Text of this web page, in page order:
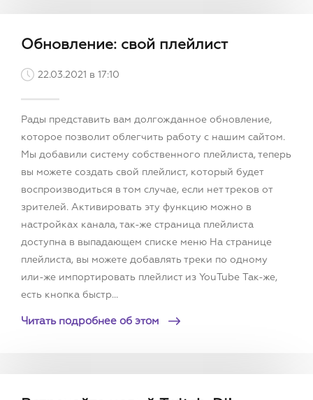
Обновление: свой плейлист
22.03.2021 в 17:10
Рады представить вам долгожданное обновление,
которое позволит облегчить работу с нашим сайтом.
Мы добавили систему собственного плейлиста, теперь
вы можете создать свой плейлист, который будет
воспроизводиться в том случае, если нет треков от
зрителей. Активировать эту функцию можно в
настройках канала, так-же страница плейлиста
доступна в выпадающем спиcке меню На странице
плейлиста, вы можете добавлять треки по одному
или-же импортировать плейлист из YouTube Так-же,
есть кнопка быстр...
Читать подробнее об этом